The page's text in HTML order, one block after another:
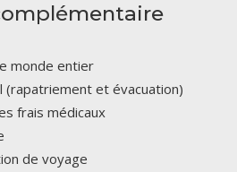
monde entier
(rapatriement et évacuation)
frais médicaux
de voyage